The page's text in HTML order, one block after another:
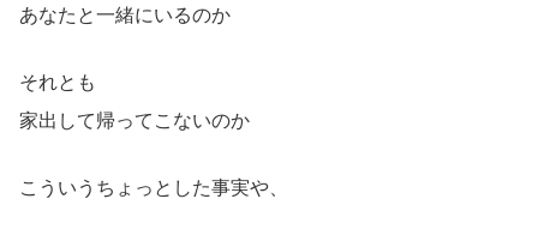
あなたと一緒にいるのか
それとも
家出して帰ってこないのか
こういうちょっとした事実や、